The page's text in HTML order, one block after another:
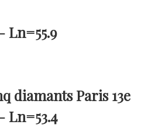
Ln=55.9
diamants Paris 13e
Ln=53.4